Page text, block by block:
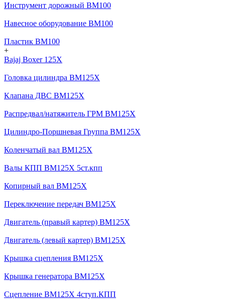
Инструмент дорожный BM100
Навесное оборудование BM100
Пластик BM100
+
Bajaj Boxer 125X
Головка цилиндра BM125X
Клапана ДВС BM125X
Распредвал/натяжитель ГРМ BM125X
Цилиндро-Поршневая Группа BM125X
Коленчатый вал BM125X
Валы КПП BM125X 5ст.кпп
Копирный вал BM125X
Переключение передач BM125X
Двигатель (правый картер) BM125X
Двигатель (левый картер) BM125X
Крышка сцепления BM125X
Крышка генератора BM125X
Сцепление BM125X 4ступ.КПП